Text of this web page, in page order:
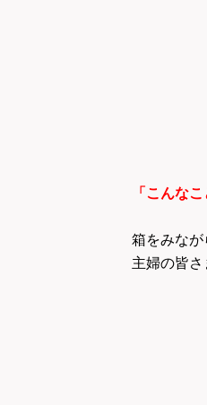
「こんな
箱をみなが
主婦の皆さ